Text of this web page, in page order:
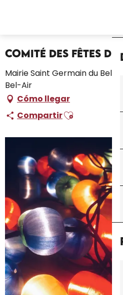
Comité des Fêtes de
Mairie Saint Germain du Bel
Bel-Air
Cómo llegar
CompartirAjouter aux